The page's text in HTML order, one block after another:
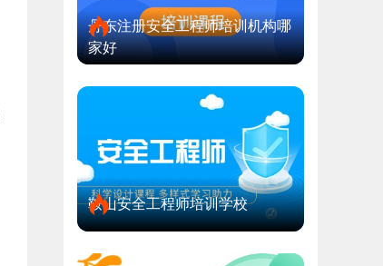
丹东注册安全工程师培训机构哪
家好
鞍山安全工程师培训学校